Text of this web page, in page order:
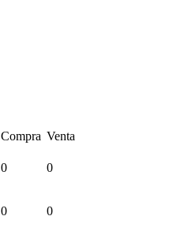
Compra Venta
0 0
0 0